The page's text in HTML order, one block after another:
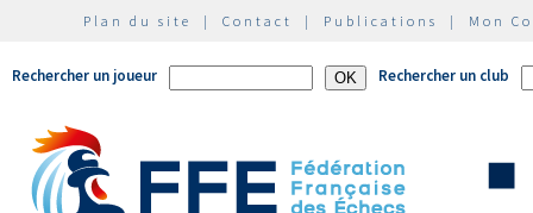
Plan du site | Contact | Publications | Mon
Rechercher un joueur Rechercher un club